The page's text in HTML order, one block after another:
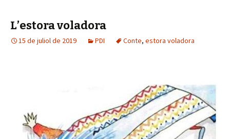
o
k
ar
te
L’estora voladora
15 de juliol de 2019 PDI Conte, estora voladora